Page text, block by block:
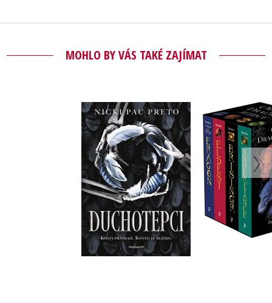
MOHLO BY VÁS TAKÉ ZAJÍMAT
Duchotepci
Nicki Pau Preto
Do košíku
529 Kč
423 Kč
Odkaz Dračích
(box)
Christopher
Do košíku